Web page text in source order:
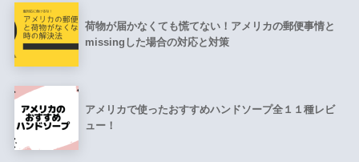
荷物が届かなくても慌てない！アメリカの郵便事情と
missingした場合の対応と対策
アメリカで使ったおすすめハンドソープ全１１種レビ
ュー！